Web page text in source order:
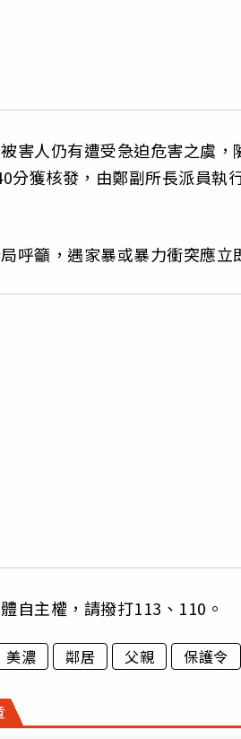
害人仍有遭受急迫危害之虞
分獲核發，由鄭副所長派員執
呼籲，遇家暴或暴力衝突應
自主權，請撥打113、110。
美濃 鄰居 父親 保護令